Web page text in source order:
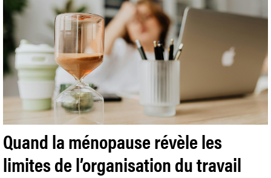
Quand la ménopause révèle les
limites de l’organisation du travail